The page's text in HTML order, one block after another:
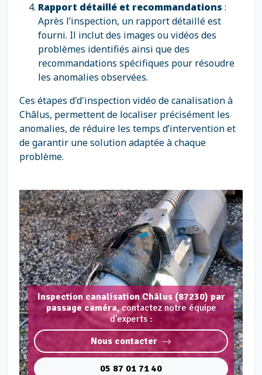
Rapport détaillé et recommandations :
Après l’inspection, un rapport détaillé est
fourni. Il inclut des images ou vidéos des
problèmes identifiés ainsi que des
recommandations spécifiques pour résoudre
les anomalies observées.
Ces étapes d'd'inspection vidéo de canalisation à
Châlus, permettent de localiser précisément les
anomalies, de réduire les temps d’intervention et
de garantir une solution adaptée à chaque
problème.
Inspection canalisation Châlus (87230) par
passage caméra,contactez notre équipe
d'experts :
Nous contacter
05 87 01 71 40